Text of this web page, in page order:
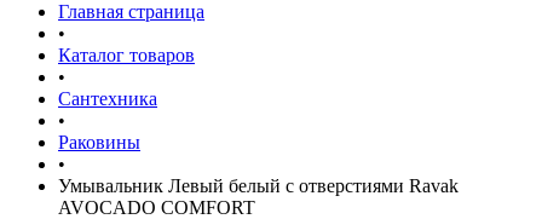
Главная страница
•
Каталог товаров
•
Сантехника
•
Раковины
•
Умывальник Левый белый с отвеpстиями Ravak
AVOCADO COMFORT